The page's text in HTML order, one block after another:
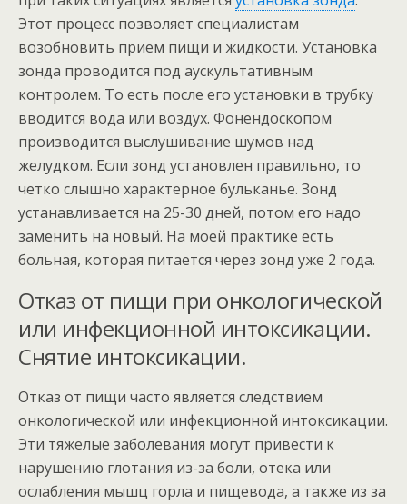
Этот процесс позволяет специалистам
возобновить прием пищи и жидкости. Установка
зонда проводится под аускультативным
контролем. То есть после его установки в трубку
вводится вода или воздух. Фонендоскопом
производится выслушивание шумов над
желудком. Если зонд установлен правильно, то
четко слышно характерное бульканье. Зонд
устанавливается на 25-30 дней, потом его надо
заменить на новый. На моей практике есть
больная, которая питается через зонд уже 2 года.
Отказ от пищи при онкологической
или инфекционной интоксикации.
Снятие интоксикации.
Отказ от пищи часто является следствием
онкологической или инфекционной интоксикации.
Эти тяжелые заболевания могут привести к
нарушению глотания из-за боли, отека или
ослабления мышц горла и пищевода, а также из за